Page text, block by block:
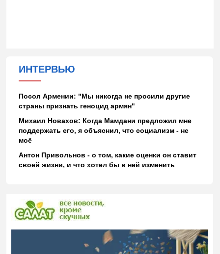
ИНТЕРВЬЮ
Посол Армении: "Мы никогда не просили другие
страны признать геноцид армян"
Михаил Новахов: Когда Мамдани предложил мне
поддержать его, я объяснил, что социализм - не
моё
Антон Привольнов - о том, какие оценки он ставит
своей жизни, и что хотел бы в ней изменить